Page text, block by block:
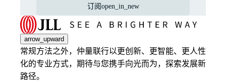
订阅 open_in_new
arrow_upward
常规方法之外，仲量联行以更创新、更智能、更人性
化的专业方式，期待与您携手向光而为，探索发展新
路径。